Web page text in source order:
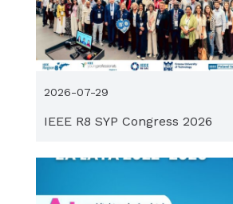
IEEE R8 SYP Congress 2026
2026-07-29